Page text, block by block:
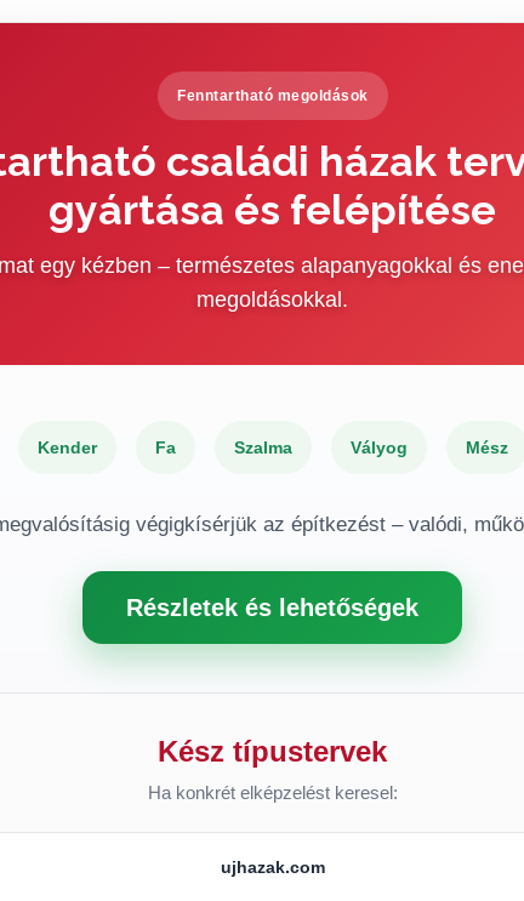
Fenntartható megoldások
családi házak
gyártása és felépítése
egy kézben – természetes alapanyagokkal és
megoldásokkal.
Kender Fa Szalma Vályog Mész
végigkísérjük az építkezést – valódi,
Részletek és lehetőségek
Kész típustervek
Ha konkrét elképzelést keresel:
ujhazak.com